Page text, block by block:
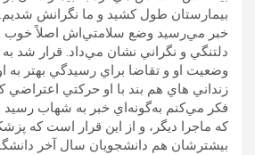
بيمارستان طول كشيد و ما نگرانش
خبر مي‌رسيد وضع سلامتي‌اش اصلاً
دلتنگي و نگراني نشان مي‌داد. قرار شد
وضعيت او و تقاضا براي رسيدگي بهتر به
زنداني هاي هم بند با او حركتي اعتراضي
فكر مي‌كنم به‌گونه‌اي خبر به شهاب
كه ماجرا ديگر، و از اين قرار است كه
بيشترشان هم دانشجويان سال آخر